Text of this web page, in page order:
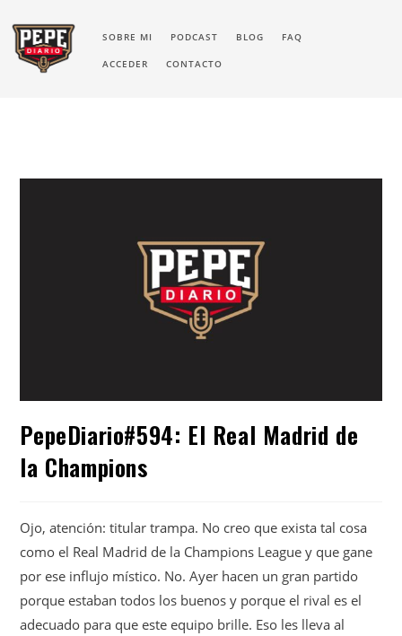
SOBRE MI PODCAST BLOG FAQ
ACCEDER CONTACTO
PepeDiario#594: El Real Madrid de
la Champions
Ojo, atención: titular trampa. No creo que exista tal cosa
como el Real Madrid de la Champions League y que gane
por ese influjo místico. No. Ayer hacen un gran partido
porque estaban todos los buenos y porque el rival es el
adecuado para que este equipo brille. Eso les lleva al